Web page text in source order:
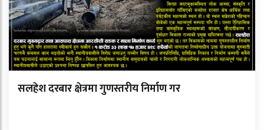
सलहेश दरबार क्षेत्रमा गुणस्तरीय निर्माण गर